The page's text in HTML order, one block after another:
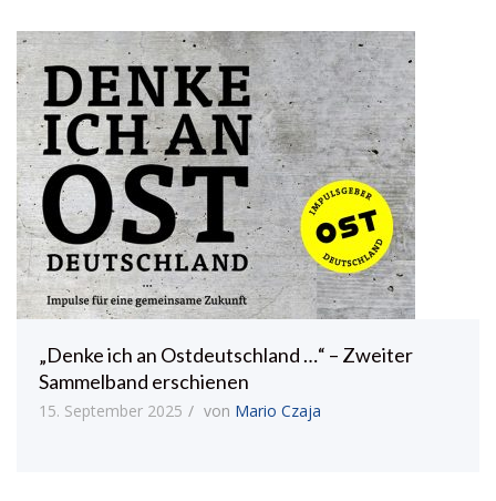
„Denke ich an Ostdeutschland …“ – Zweiter
Sammelband erschienen
15. September 2025 von Mario Czaja